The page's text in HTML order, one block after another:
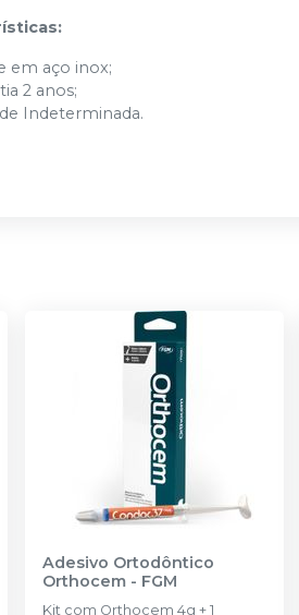
em aço inox;
2 anos;
Indeterminada.
Adesivo Ortodôntico
Orthocem - FGM
Kit com Orthocem 4g + 1